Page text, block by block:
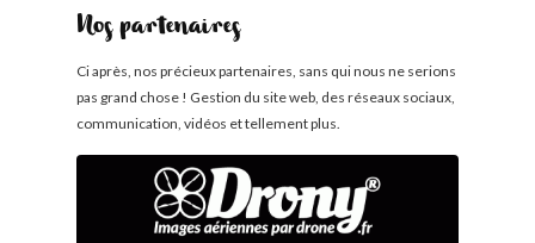
Nos partenaires
Ci après, nos précieux partenaires, sans qui nous ne serions
pas grand chose ! Gestion du site web, des réseaux sociaux,
communication, vidéos et tellement plus.